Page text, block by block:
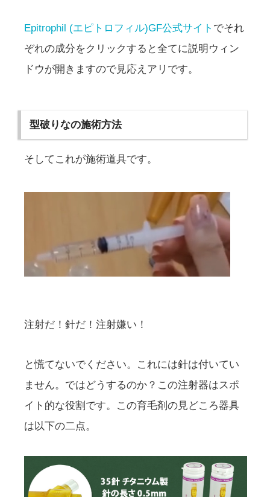
Epitrophil (エピトロフィル)GF公式サイト でそれ
ぞれの成分をクリックすると全てに説明ウィン
ドウが開きますので見応えアリです。
型破りなの施術方法
そしてこれが施術道具です。
注射だ！針だ！注射嫌い！
と慌てないでください。これには針は付いてい
ません。ではどうするのか？この注射器はスポ
イト的な役割です。この育毛剤の見どころ器具
は以下の二点。